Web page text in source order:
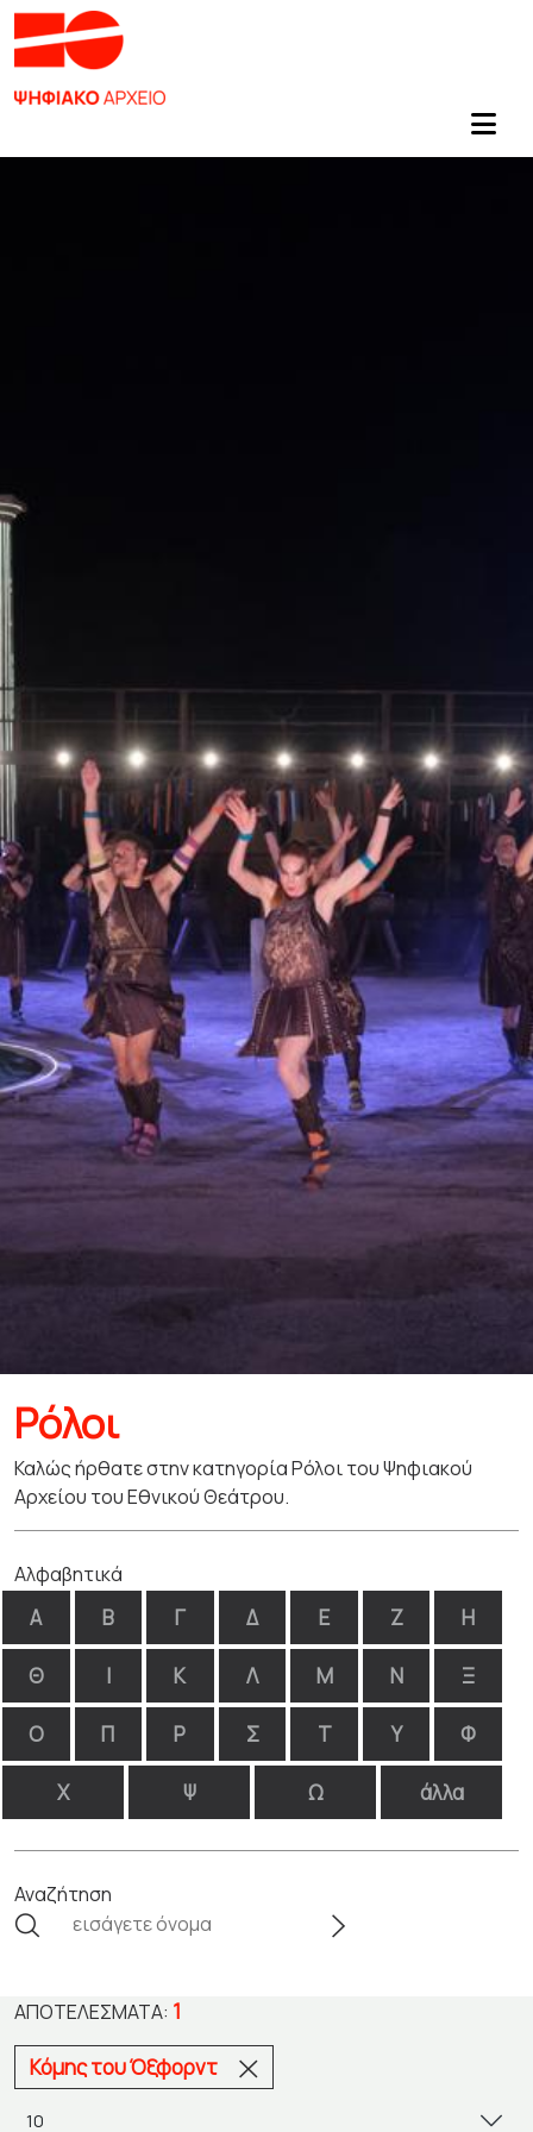
Ρόλοι
Καλώς ήρθατε στην κατηγορία Ρόλοι του Ψηφιακού
Αρχείου του Εθνικού Θεάτρου.
Αλφαβητικά
Α Β Γ Δ Ε Ζ Η
Θ Ι Κ Λ Μ Ν Ξ
Ο Π Ρ Σ Τ Υ Φ
Χ Ψ Ω άλλα
Αναζήτηση
ΑΠΟΤΕΛΈΣΜΑΤΑ: 1
Κόμης του Όξφορντ